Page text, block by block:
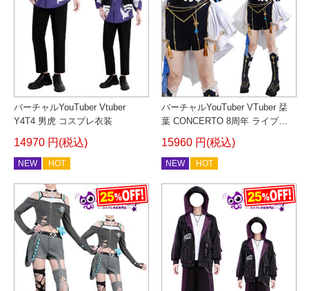
バーチャルYouTuber Vtuber
Y4T4 男虎 コスプレ衣装
14970 円(税込)
NEW HOT
バーチャルYouTuber VTuber 栞
葉 CONCERTO 8周年 ライブ衣
装 コスプレ衣装
15960 円(税込)
NEW HOT